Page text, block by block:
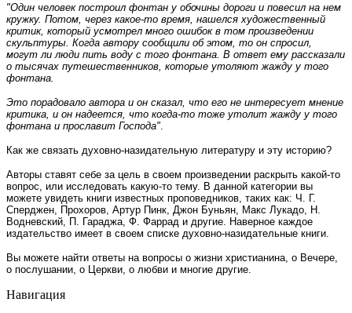
"Один человек построил фонтан у обочины дороги и повесил на нем
кружку. Потом, через какое-то время, нашелся художественный
критик, который усмотрел много ошибок в том произведении
скульптуры. Когда автору сообщили об этом, то он спросил,
могут ли люди пить воду с того фонтана. В ответ ему рассказали
о тысячах путешественников, которые утоляют жажду у того
фонтана.
Это порадовало автора и он сказал, что его не интересует мнение
критика, и он надеется, что когда-то тоже утолит жажду у того
фонтана и прославит Господа"
Как же связать духовно-назидательную литературу и эту историю?
Авторы ставят себе за цель в своем произведении раскрыть какой-то
вопрос, или исследовать какую-то тему. В данной категории вы
можете увидеть книги известных проповедников, таких как: Ч. Г.
Сперджен, Прохоров, Артур Пинк, Джон Буньян, Макс Лукадо, Н.
Водневский, П. Гараджа, Ф. Фаррад и другие. Наверное каждое
издательство имеет в своем списке духовно-назидательные книги.
Вы можете найти ответы на вопросы о жизни христианина, о Вечере,
о послушании, о Церкви, о любви и многие другие.
Навигация